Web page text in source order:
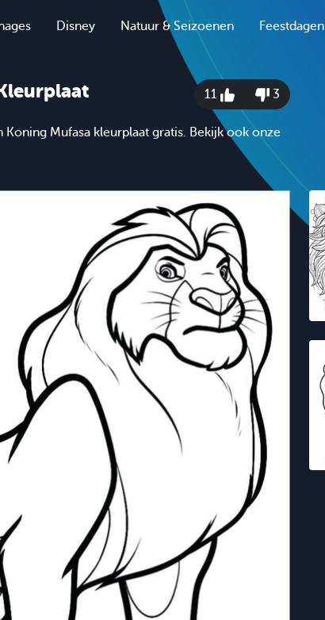
Disney Natuur & Seizoenen Feestdagen
11 3
Mufasa kleurplaat gratis. Bekijk ook onze